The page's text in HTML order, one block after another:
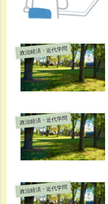
政治経済・近代学問
政治経済・近代学問
政治経済・近代学問